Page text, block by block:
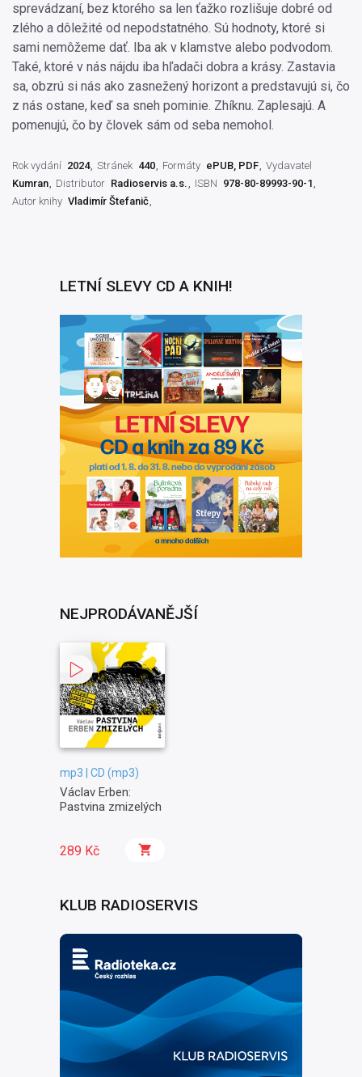
sprevádzaní, bez ktorého sa len ťažko rozlišuje dobré od
zlého a dôležité od nepodstatného. Sú hodnoty, ktoré si
sami nemôžeme dať. Iba ak v klamstve alebo podvodom.
Také, ktoré v nás nájdu iba hľadači dobra a krásy. Zastavia
sa, obzrú si nás ako zasnežený horizont a predstavujú si, čo
z nás ostane, keď sa sneh pominie. Zhíknu. Zaplesajú. A
pomenujú, čo by človek sám od seba nemohol.
Rok vydání 2024 Stránek 440 Formáty ePUB, PDF Vydavatel
Kumran
Distributor Radioservis a.s. ISBN 978-80-89993-90-1
Autor knihy Vladimír Štefanič
LETNÍ SLEVY CD A KNIH!
NEJPRODÁVANĚJŠÍ
mp3 | CD (mp3)
Václav Erben:
Pastvina zmizelých
289 Kč
KLUB RADIOSERVIS